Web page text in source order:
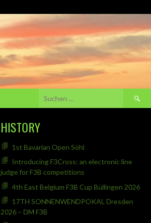
Suchen
nach:
HISTORY
1st Bavarian Open Söhl
Introducing F3Cross: an electronic line
judge for F3B competitions
4th East Belgium F3B Cup Büllingen 2026
17TH SONNENWENDPOKAL Dresden
2026 – DM F3B